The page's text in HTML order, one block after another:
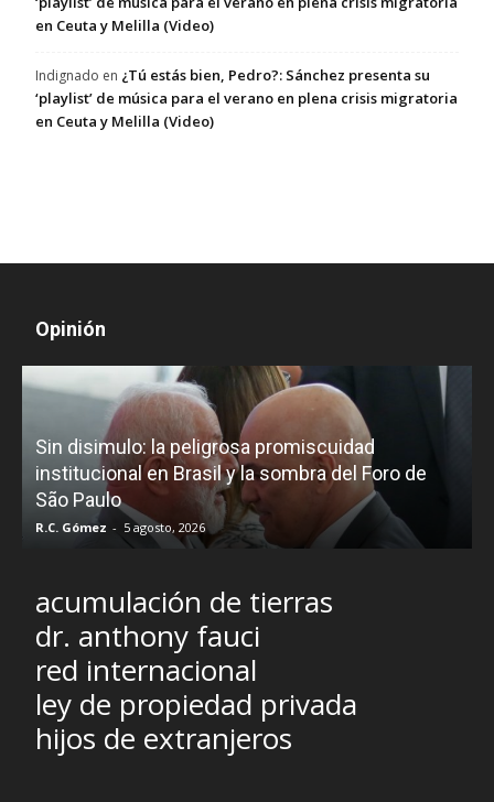
en Ceuta y Melilla (Video)
Indignado en ¿Tú estás bien, Pedro?: Sánchez presenta su
‘playlist’ de música para el verano en plena crisis migratoria
en Ceuta y Melilla (Video)
Opinión
Sin disimulo: la peligrosa promiscuidad
institucional en Brasil y la sombra del Foro de
São Paulo
R.C. Gómez - 5 agosto, 2026
acumulación de tierras
dr. anthony fauci
red internacional
ley de propiedad privada
hijos de extranjeros